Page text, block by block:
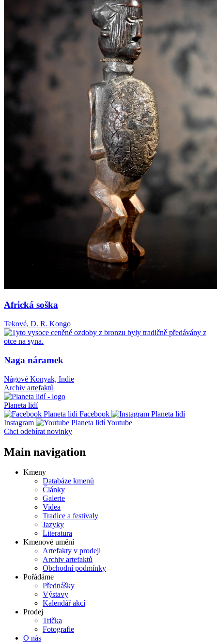
Africká soška
Tekové, D. R. Kongo
Naga náramek
Nágové Konyak, Indie
Archiv artefaktů
Planeta lidí
Facebook
Instagram
Youtube
Chci odebírat novinky
Main navigation
Kmeny
Databáze kmenů
Články
Galerie
Videa
Tradice a festivaly
Jazyky
Literatura
Kmenové umění
Artefakty v prodeji
Archiv artefaktů
Obchodní podmínky
Pořádáme
Přednášky
Výstavy
Kalendář akcí
Prodej
Trička
Fotografie
O nás